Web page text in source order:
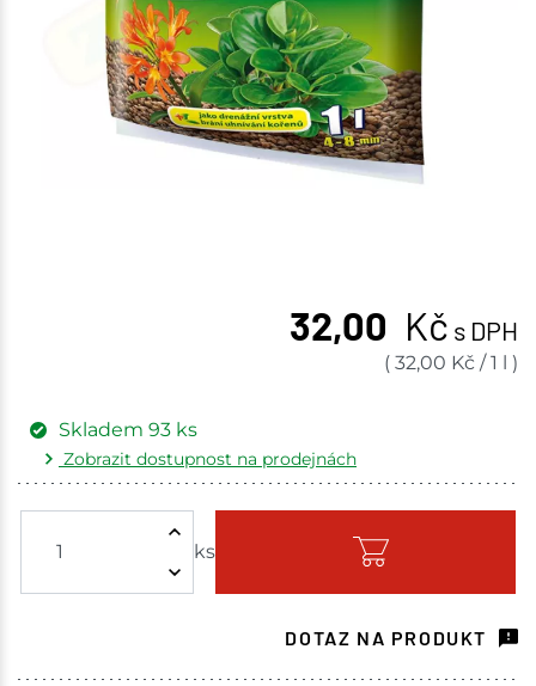
32,00 Kč s DPH
( 32,00 Kč /1 l )
ks
Skladem 93 ks
Zobrazit dostupnost na prodejnách
Skladem - ihned k odeslání
Choceň 9 ks
DOTAZ NA PRODUKT